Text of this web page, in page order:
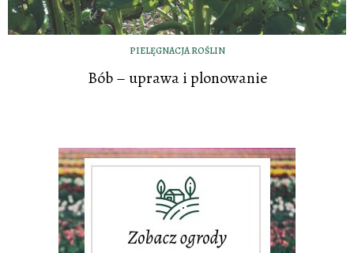
PIELĘGNACJA ROŚLIN
Bób – uprawa i plonowanie